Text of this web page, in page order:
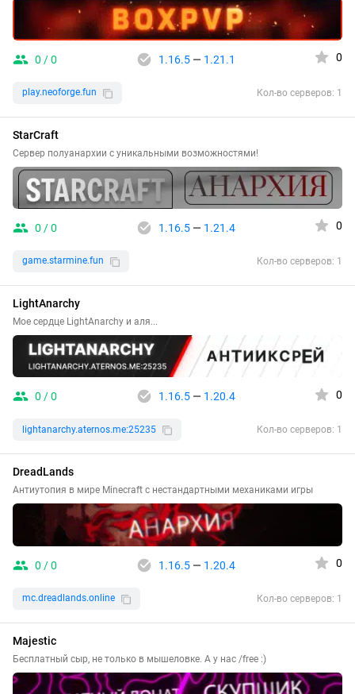
0 / 0 1.16.5— 1.21.1 0
play.neoforge.fun Кол-во серверов: 1
StarCraft
Сервер полуанархии с уникальными возможностями!
0 / 0 1.16.5— 1.21.4 0
game.starmine.fun Кол-во серверов: 1
LightAnarchy
Мое сердце LightAnarchy и аля...
0 / 0 1.16.5— 1.20.4 0
lightanarchy.aternos.me:25235 Кол-во серверов: 1
DreadLands
Антиутопия в мире Minecraft с нестандартными механиками игры
0 / 0 1.16.5— 1.20.4 0
mc.dreadlands.online Кол-во серверов: 1
Majestic
Бесплатный сыр, не только в мышеловке. А у нас /free :)